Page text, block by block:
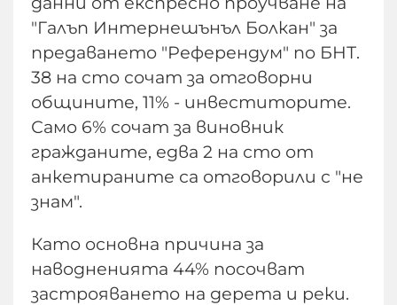
"Галъп Интернешънъл Болкан" за
предаването "Референдум" по БНТ.
38 на сто сочат за отговорни
общините, 11% - инвеститорите.
Само 6% сочат за виновник
гражданите, едва 2 на сто от
анкетираните са отговорили с "не
знам".
Като основна причина за
наводненията 44% посочват
застрояването на дерета и реки.